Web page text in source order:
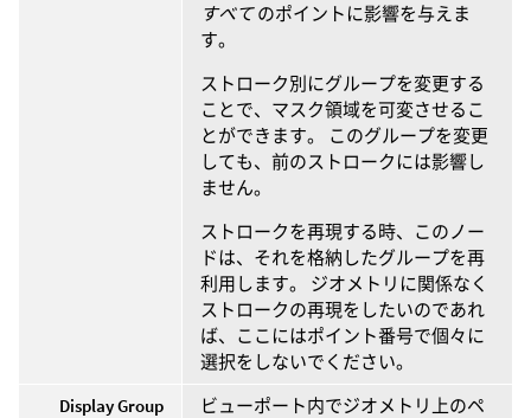
すべてのポイントに影響を与えま
す。
ストローク別にグループを変更する
ことで、マスク領域を可変させるこ
とができます。 このグループを変更
しても、前のストロークには影響し
ません。
ストロークを再現する時、このノー
ドは、それを格納したグループを再
利用します。 ジオメトリに関係なく
ストロークの再現をしたいのであれ
ば、ここにはポイント番号で個々に
選択をしないでください。
Display Group
ビューポート内でジオメトリ上のペ